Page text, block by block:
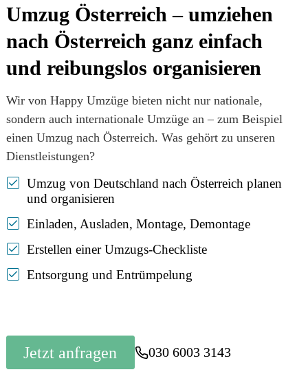
Umzug Österreich – umziehen
nach Österreich ganz einfach
und reibungslos organisieren
Wir von Happy Umzüge bieten nicht nur nationale,
sondern auch internationale Umzüge an – zum Beispiel
einen Umzug nach Österreich. Was gehört zu unseren
Dienstleistungen?
Umzug von Deutschland nach Österreich planen
und organisieren
Einladen, Ausladen, Montage, Demontage
Erstellen einer Umzugs-Checkliste
Entsorgung und Entrümpelung
Jetzt anfragen 030 6003 3143